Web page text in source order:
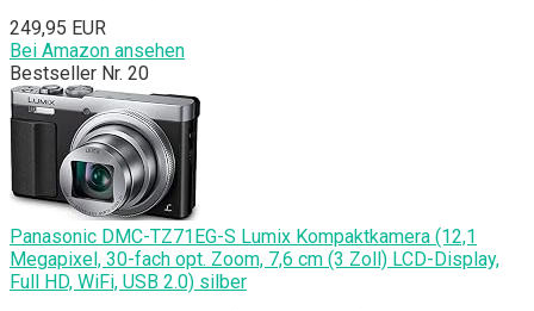
249,95 EUR
Bei Amazon ansehen
Bestseller Nr. 20
Panasonic DMC-TZ71EG-S Lumix Kompaktkamera (12,1
Megapixel, 30-fach opt. Zoom, 7,6 cm (3 Zoll) LCD-Display,
Full HD, WiFi, USB 2.0) silber